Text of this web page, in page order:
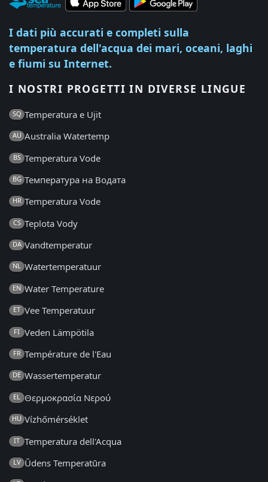
I dati più accurati e completi sulla
temperatura dell'acqua dei mari, oceani, laghi
e fiumi su Internet.
I NOSTRI PROGETTI IN DIVERSE LINGUE
SQ Temperatura e Ujit
AU Australia Watertemp
BS Temperatura Vode
BG Температура на Водата
HR Temperatura Vode
CS Teplota Vody
DA Vandtemperatur
NL Watertemperatuur
EN Water Temperature
ET Vee Temperatuur
FI Veden Lämpötila
FR Température de l'Eau
DE Wassertemperatur
EL Θερμοκρασία Νερού
HU Vízhőmérséklet
IT Temperatura dell'Acqua
LV Ūdens Temperatūra